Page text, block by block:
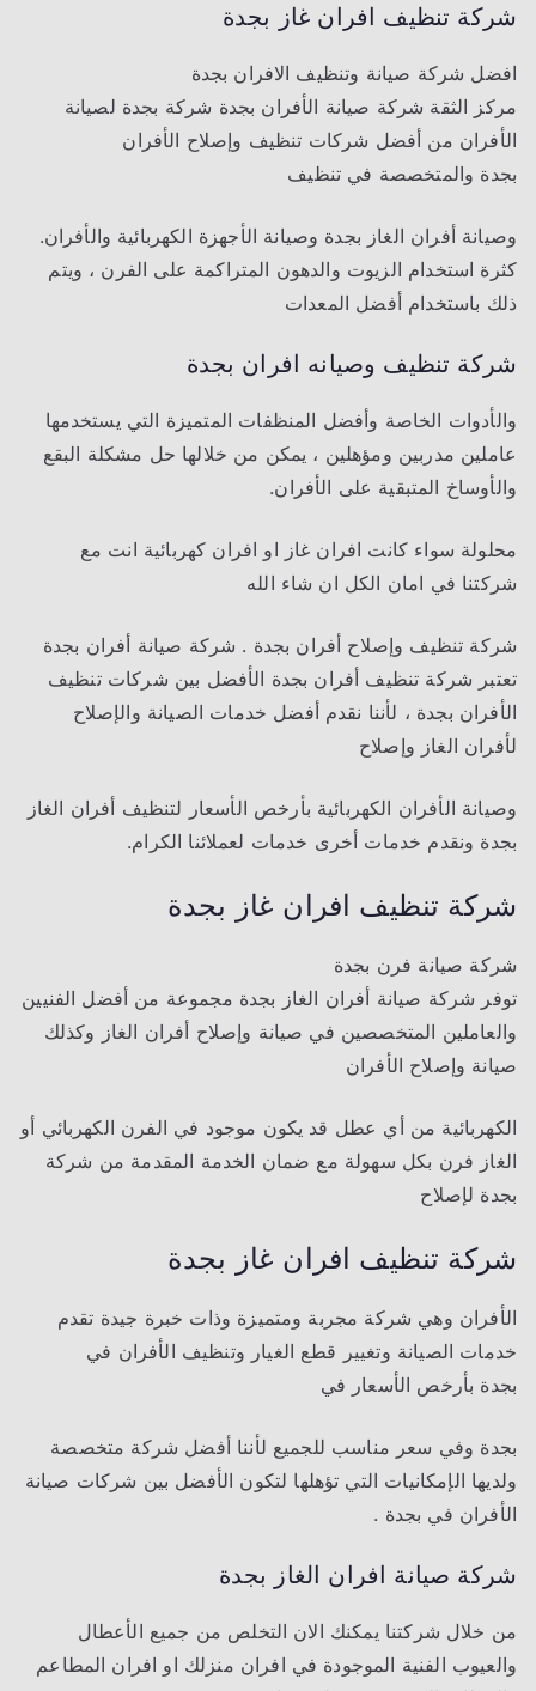
شركة تنظيف افران غاز بجدة
افضل شركة صيانة وتنظيف الافران بجدة
مركز الثقة شركة صيانة الأفران بجدة شركة بجدة لصيانة
الأفران من أفضل شركات تنظيف وإصلاح الأفران
بجدة والمتخصصة في تنظيف
وصيانة أفران الغاز بجدة وصيانة الأجهزة الكهربائية والأفران.
كثرة استخدام الزيوت والدهون المتراكمة على الفرن ، ويتم
ذلك باستخدام أفضل المعدات
شركة تنظيف وصيانه افران بجدة
والأدوات الخاصة وأفضل المنظفات المتميزة التي يستخدمها
عاملين مدربين ومؤهلين ، يمكن من خلالها حل مشكلة البقع
والأوساخ المتبقية على الأفران.
محلولة سواء كانت افران غاز او افران كهربائية انت مع
شركتنا في امان الكل ان شاء الله
شركة تنظيف وإصلاح أفران بجدة . شركة صيانة أفران بجدة
تعتبر شركة تنظيف أفران بجدة الأفضل بين شركات تنظيف
الأفران بجدة ، لأننا نقدم أفضل خدمات الصيانة والإصلاح
لأفران الغاز وإصلاح
وصيانة الأفران الكهربائية بأرخص الأسعار لتنظيف أفران الغاز
بجدة ونقدم خدمات أخرى خدمات لعملائنا الكرام.
شركة تنظيف افران غاز بجدة
شركة صيانة فرن بجدة
توفر شركة صيانة أفران الغاز بجدة مجموعة من أفضل الفنيين
والعاملين المتخصصين في صيانة وإصلاح أفران الغاز وكذلك
صيانة وإصلاح الأفران
الكهربائية من أي عطل قد يكون موجود في الفرن الكهربائي أو
الغاز فرن بكل سهولة مع ضمان الخدمة المقدمة من شركة
بجدة لإصلاح
شركة تنظيف افران غاز بجدة
الأفران وهي شركة مجربة ومتميزة وذات خبرة جيدة تقدم
خدمات الصيانة وتغيير قطع الغيار وتنظيف الأفران في
بجدة بأرخص الأسعار في
بجدة وفي سعر مناسب للجميع لأننا أفضل شركة متخصصة
ولديها الإمكانيات التي تؤهلها لتكون الأفضل بين شركات صيانة
الأفران في بجدة .
شركة صيانة افران الغاز بجدة
من خلال شركتنا يمكنك الان التخلص من جميع الأعطال
والعيوب الفنية الموجودة في افران منزلك او افران المطاعم